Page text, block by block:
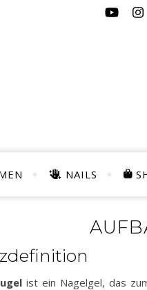
NAILS
ist ein Nagelgel, das